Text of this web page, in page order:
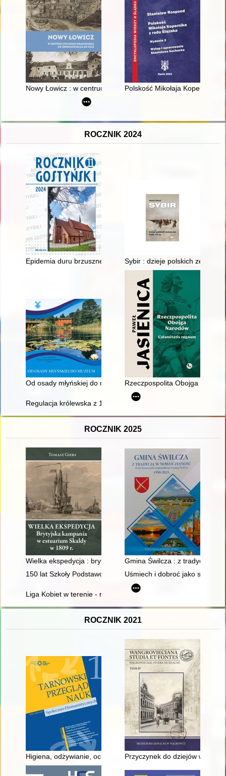
Nowy Łowicz : w centrum poligonu drawskiego od
Polskość Mikołaja Kopernika z
ROCZNIK 2024
Epidemia duru brzusznego w powiatach rawickim,
Sybir : dzieje polskich
Od osady młyńskiej do muzeumRzeczpospolita Obojga
Regulacja królewska z 1723 roku a prawa miejskie Szczytna
ROCZNIK 2025
Wielka ekspedycja : brytyjska kampania w estuarium Skaldy w
Gmina Świlcza : z tradycją w
150 lat Szkoły Podstawowej w Trzcianie : 1875-2025 :
Uśmiech i dobroć jako sposób
Liga Kobiet w terenie - recenzja]
ROCZNIK 2021
Higiena, odżywianie, ochrona zdrowia, kształtowanie
Przyczynek do dziejów wsi